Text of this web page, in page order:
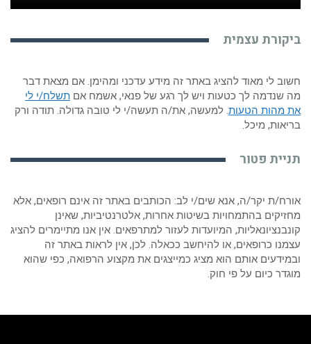
עצמית
לי מאוד להציג באתר זה מידע עדכני ומהימן. אם מצאת דבר
שנדמה לך כטעות ויש לך רגע של פנאי, אשמח אםתשלח/י לי
מהות הטעות. למעשה, את/ה תעשה/י לי טובה גדולה. תודה ורק
מיכל.
פטור
ת יקר/ה, אנא שים/י לב: הכותבים באתר זה אינם רופאים, אלא
בהתמחויות בשיטות אחרות, אלטרנטיביות, שאינן
המיועדות לעזור למתרפאים. אין אנו מתיימרים להציג
כרופאים, או להיחשב ככאלה. לכן, אין לראות באתר זה
אותם הוא מציג כמייצגים את מקצוע הרפואה, כפי שהוא
כיום על פי חוק.